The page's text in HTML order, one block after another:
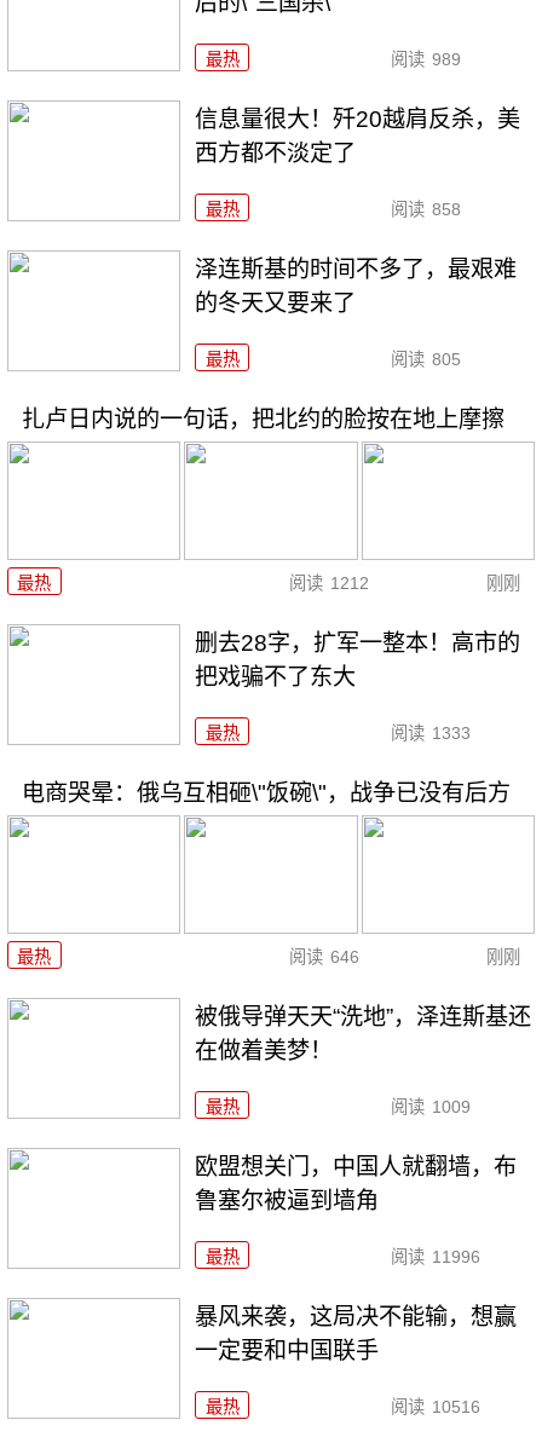
最热 阅读 989
信息量很大！歼20越肩反杀，美
西方都不淡定了
最热 阅读 858
泽连斯基的时间不多了，最艰难
的冬天又要来了
最热 阅读 805
扎卢日内说的一句话，把北约的脸按在地上摩擦
最热 阅读 1212 刚刚
删去28字，扩军一整本！高市的
把戏骗不了东大
最热 阅读 1333
电商哭晕：俄乌互相砸\"饭碗\"，战争已没有后方
最热 阅读 646 刚刚
被俄导弹天天“洗地”，泽连斯基还
在做着美梦！
最热 阅读 1009
欧盟想关门，中国人就翻墙，布
鲁塞尔被逼到墙角
最热 阅读 11996
暴风来袭，这局决不能输，想赢
一定要和中国联手
最热 阅读 10516